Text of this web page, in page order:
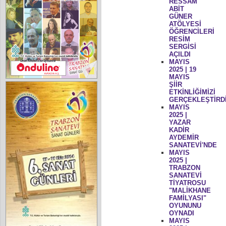
ABİT
GÜNER
ATÖLYESİ
ÖĞRENCİLERİ
RESİM
SERGİSİ
AÇILDI
MAYIS
2025 | 19
MAYIS
ŞİİR
ETKİNLİĞİMİZİ
MAYIS
2025 |
YAZAR
KADİR
AYDEMİR
SANATEVİ'NDE
MAYIS
2025 |
TRABZON
SANATEVİ
TİYATROSU
"MALİKHANE
FAMİLYASI"
OYUNUNU
OYNADI
MAYIS